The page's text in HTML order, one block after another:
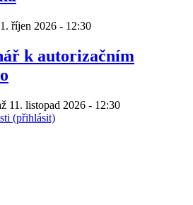
říjen 2026 - 12:30
k autorizačním
11. listopad 2026 - 12:30
(přihlásit)